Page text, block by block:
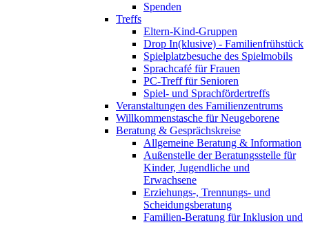
Spenden
Treffs
Eltern-Kind-Gruppen
Drop In(klusive) - Familienfrühstück
Spielplatzbesuche des Spielmobils
Sprachcafé für Frauen
PC-Treff für Senioren
Spiel- und Sprachfördertreffs
Veranstaltungen des Familienzentrums
Willkommenstasche für Neugeborene
Beratung & Gesprächskreise
Allgemeine Beratung & Information
Außenstelle der Beratungsstelle für
Kinder, Jugendliche und
Erwachsene
Erziehungs-, Trennungs- und
Scheidungsberatung
Familien-Beratung für Inklusion und